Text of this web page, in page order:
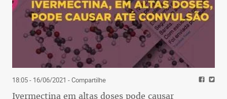
18:05 - 16/06/2021 - Compartilhe
Ivermectina em altas doses pode causar